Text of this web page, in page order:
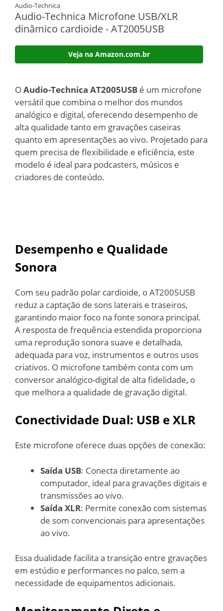
Audio-Technica
Audio-Technica Microfone USB/XLR
dinâmico cardioide - AT2005USB
Veja na Amazon.com.br
OAudio-Technica AT2005USB é um microfone
versátil que combina o melhor dos mundos
analógico e digital, oferecendo desempenho de
alta qualidade tanto em gravações caseiras
quanto em apresentações ao vivo. Projetado para
quem precisa de flexibilidade e eficiência, este
modelo é ideal para podcasters, músicos e
criadores de conteúdo.
Desempenho e Qualidade
Sonora
Com seu padrão polar cardioide, o AT2005USB
reduz a captação de sons laterais e traseiros,
garantindo maior foco na fonte sonora principal.
A resposta de frequência estendida proporciona
uma reprodução sonora suave e detalhada,
adequada para voz, instrumentos e outros usos
criativos. O microfone também conta com um
conversor analógico-digital de alta fidelidade, o
que melhora a qualidade de gravação digital.
Conectividade Dual: USB e XLR
Este microfone oferece duas opções de conexão:
Saída USB: Conecta diretamente ao
computador, ideal para gravações digitais e
transmissões ao vivo.
Saída XLR: Permite conexão com sistemas
de som convencionais para apresentações
ao vivo.
Essa dualidade facilita a transição entre gravações
em estúdio e performances no palco, sem a
necessidade de equipamentos adicionais.